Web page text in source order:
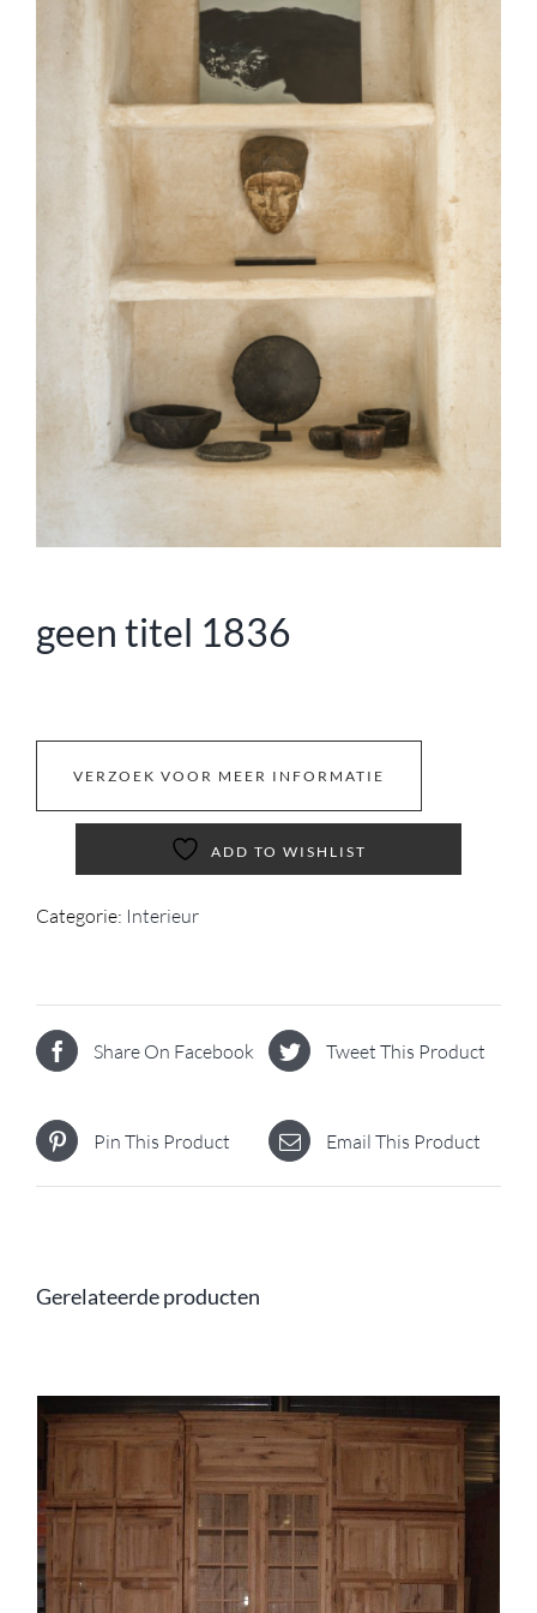
geen titel 1836
VERZOEK VOOR MEER INFORMATIE
ADD TO WISHLIST
Categorie: Interieur
Share On Facebook Tweet This Product
Pin This Product Email This Product
Gerelateerde producten